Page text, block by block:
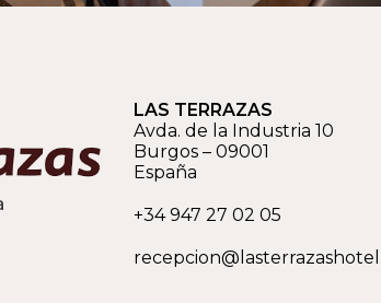
LAS TERRAZAS
Avda. de la Industria 10
Burgos – 09001
España
+34 947 27 02 05